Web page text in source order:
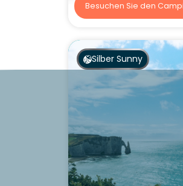
Besuchen Sie den
Silber Sunny